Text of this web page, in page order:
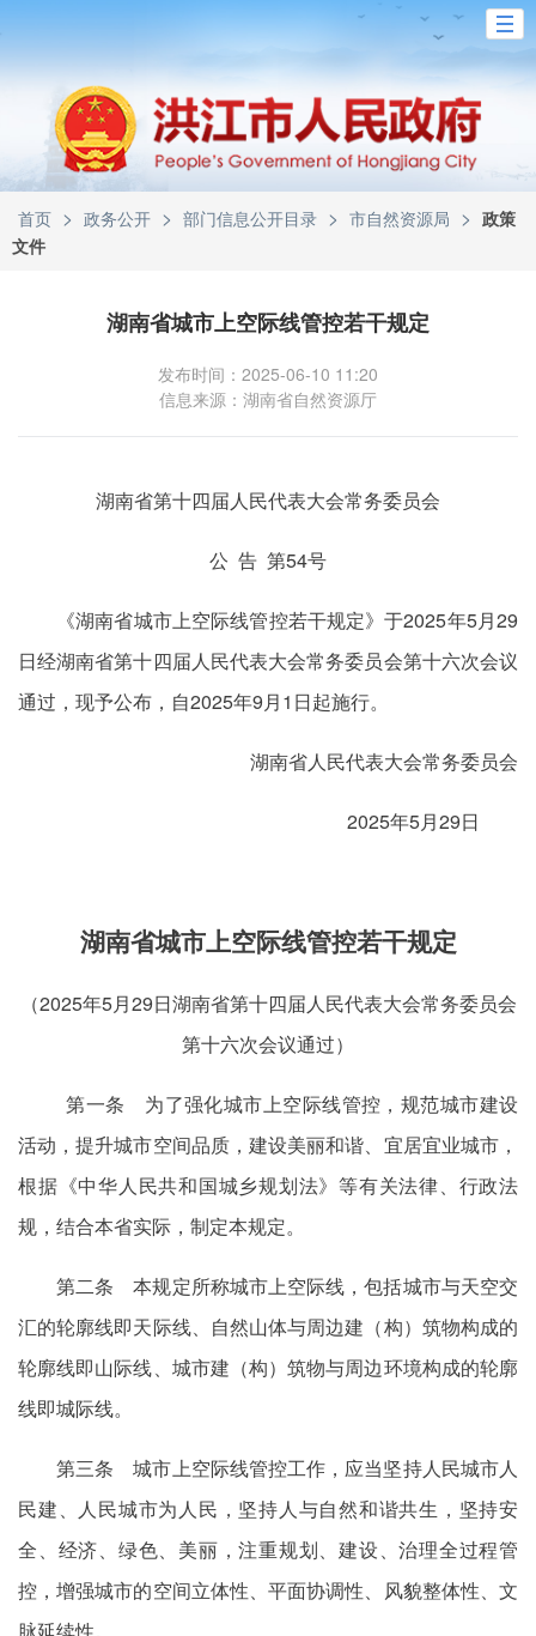
首页 > 政务公开 > 部门信息公开目录 > 市自然资源局 > 政策
文件
湖南省城市上空际线管控若干规定
发布时间：2025-06-10 11:20
信息来源：湖南省自然资源厅
湖南省第十四届人民代表大会常务委员会
公 告 第54号
《湖南省城市上空际线管控若干规定》于2025年5月29
日经湖南省第十四届人民代表大会常务委员会第十六次会议
通过，现予公布，自2025年9月1日起施行。
湖南省人民代表大会常务委员会
2025年5月29日
湖南省城市上空际线管控若干规定
（2025年5月29日湖南省第十四届人民代表大会常务委员会
第十六次会议通过）
第一条 为了强化城市上空际线管控，规范城市建设
活动，提升城市空间品质，建设美丽和谐、宜居宜业城市，
根据《中华人民共和国城乡规划法》等有关法律、行政法
规，结合本省实际，制定本规定。
第二条 本规定所称城市上空际线，包括城市与天空交
汇的轮廓线即天际线、自然山体与周边建（构）筑物构成的
轮廓线即山际线、城市建（构）筑物与周边环境构成的轮廓
线即城际线。
第三条 城市上空际线管控工作，应当坚持人民城市人
民建、人民城市为人民，坚持人与自然和谐共生，坚持安
全、经济、绿色、美丽，注重规划、建设、治理全过程管
控，增强城市的空间立体性、平面协调性、风貌整体性、文